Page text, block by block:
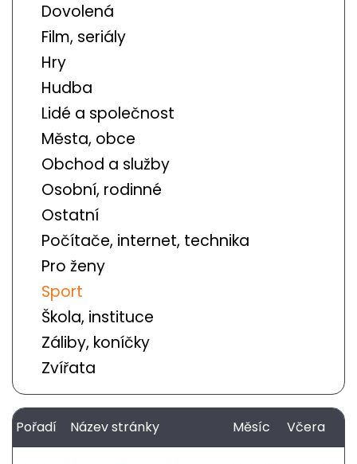
Dovolená
Film, seriály
Hry
Hudba
Lidé a společnost
Města, obce
Obchod a služby
Osobní, rodinné
Ostatní
Počítače, internet, technika
Pro ženy
Sport
Škola, instituce
Záliby, koníčky
Zvířata
Pořadí Název stránky Měsíc Včera